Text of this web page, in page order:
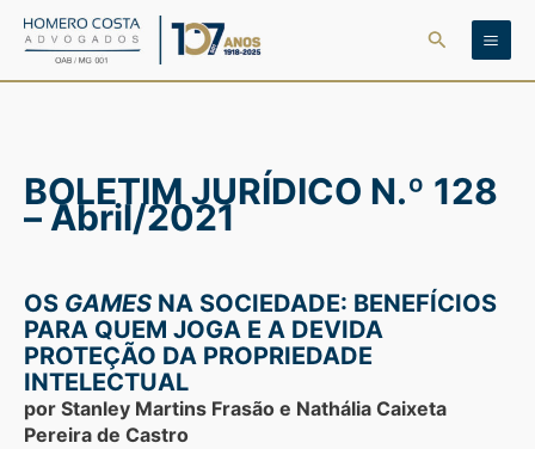
para
Pesquisar
BOLETIM JURÍDICO N.º 128
– Abril/2021
OS GAMES NA SOCIEDADE: BENEFÍCIOS
PARA QUEM JOGA E A DEVIDA
PROTEÇÃO DA PROPRIEDADE
INTELECTUAL
por Stanley Martins Frasão e Nathália Caixeta
Pereira de Castro